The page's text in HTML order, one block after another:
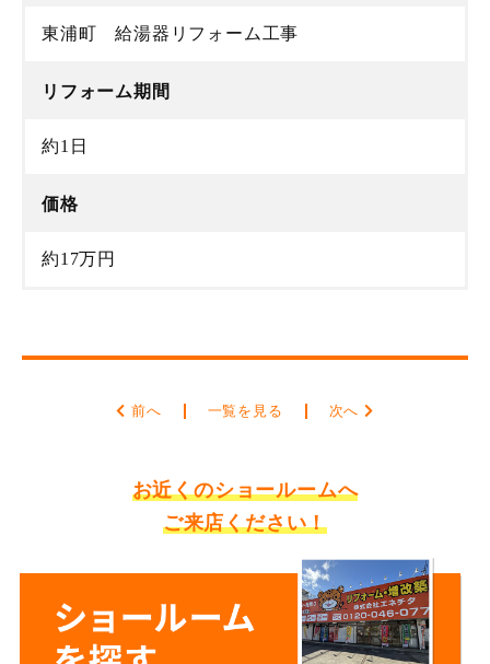
東浦町 給湯器リフォーム工事
リフォーム期間
約1日
価格
約17万円
前へ 一覧を見る 次へ
お近くのショールームへ
ご来店ください！